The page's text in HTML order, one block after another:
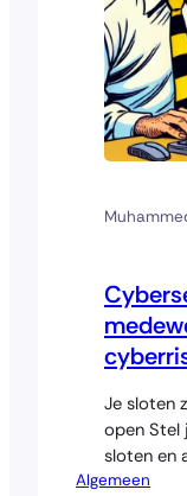
Je sloten
open Stel
sloten en
maar een
Algemeen